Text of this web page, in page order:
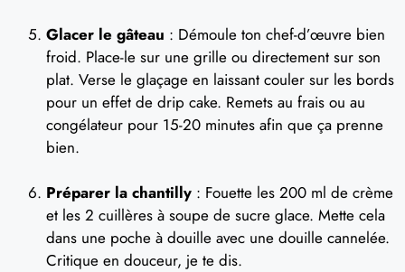
Glacer le gâteau : Démoule ton chef-d’œuvre bien
froid. Place-le sur une grille ou directement sur son
plat. Verse le glaçage en laissant couler sur les bords
pour un effet de drip cake. Remets au frais ou au
congélateur pour 15-20 minutes afin que ça prenne
bien.
Préparer la chantilly : Fouette les 200 ml de crème
et les 2 cuillères à soupe de sucre glace. Mette cela
dans une poche à douille avec une douille cannelée.
Critique en douceur, je te dis.